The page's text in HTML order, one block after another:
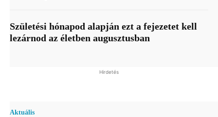
Születési hónapod alapján ezt a fejezetet kell
lezárnod az életben augusztusban
Hirdetés
Aktuális